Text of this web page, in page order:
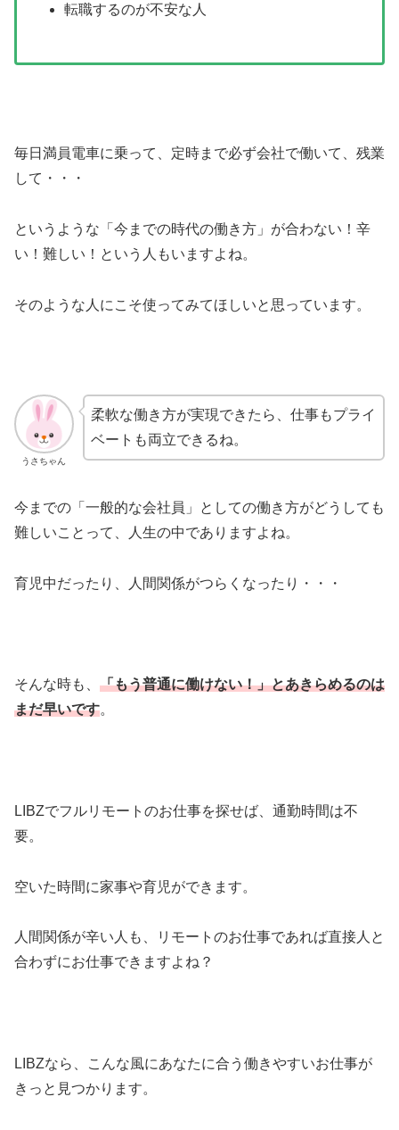
転職するのが不安な人
毎日満員電車に乗って、定時まで必ず会社で働いて、残業
して・・・
というような「今までの時代の働き方」が合わない！辛
い！難しい！という人もいますよね。
そのような人にこそ使ってみてほしいと思っています。
うさちゃん
柔軟な働き方が実現できたら、仕事もプライ
ベートも両立できるね。
今までの「一般的な会社員」としての働き方がどうしても
難しいことって、人生の中でありますよね。
育児中だったり、人間関係がつらくなったり・・・
そんな時も、 「もう普通に働けない！」とあきらめるのは
まだ早いです。
LIBZでフルリモートのお仕事を探せば、通勤時間は不
要。
空いた時間に家事や育児ができます。
人間関係が辛い人も、リモートのお仕事であれば直接人と
合わずにお仕事できますよね？
LIBZなら、こんな風にあなたに合う働きやすいお仕事が
きっと見つかります。